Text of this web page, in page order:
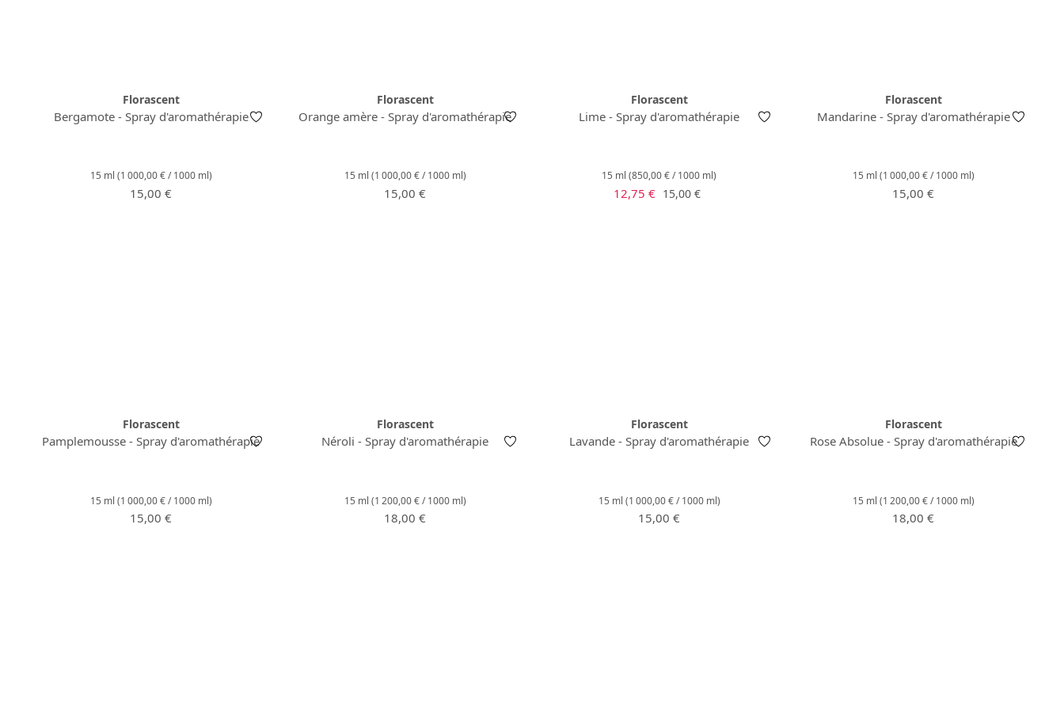
Florascent
Bergamote - Spray d'aromathérapie
15 ml (1 000,00 € / 1000 ml)
Prix régulier :
15,00 €
Florascent
Orange amère - Spray d'aromathérapie
15 ml (1 000,00 € / 1000 ml)
Prix régulier :
15,00 €
Florascent
Lime - Spray d'aromathérapie
15 ml (850,00 € / 1000 ml)
Prix de vente :
12,75 € Prix régulier :
15,00 €
Florascent
Mandarine - Spray d'aromathérapie
15 ml (1 000,00 € / 1000 ml)
Prix régulier :
15,00 €
Florascent
Pamplemousse - Spray d'aromathérapie
15 ml (1 000,00 € / 1000 ml)
Prix régulier :
15,00 €
Florascent
Néroli - Spray d'aromathérapie
15 ml (1 200,00 € / 1000 ml)
Prix régulier :
18,00 €
Florascent
Lavande - Spray d'aromathérapie
15 ml (1 000,00 € / 1000 ml)
Prix régulier :
15,00 €
Florascent
Rose Absolue - Spray d'aromathérapie
15 ml (1 200,00 € / 1000 ml)
Prix régulier :
18,00 €